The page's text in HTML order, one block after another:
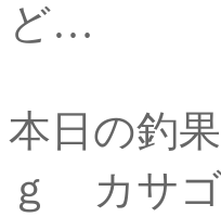
ど…
本日の釣
ｇ カサ